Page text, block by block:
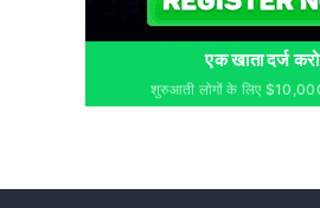
एक खाता दर्ज करो
शुरुआती लोगों के लिए